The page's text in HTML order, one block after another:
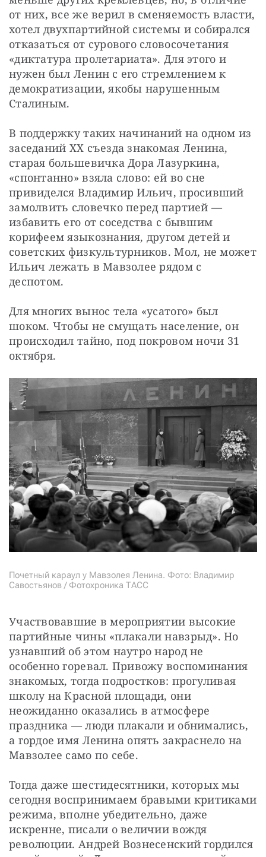
от них, все же верил в сменяемость власти,
хотел двухпартийной системы и собирался
отказаться от сурового словосочетания
«диктатура пролетариата». Для этого и
нужен был Ленин с его стремлением к
демократизации, якобы нарушенным
Сталиным.
В поддержку таких начинаний на одном из
заседаний ХХ съезда знакомая Ленина,
старая большевичка Дора Лазуркина,
«спонтанно» взяла слово: ей во сне
привиделся Владимир Ильич, просивший
замолвить словечко перед партией —
избавить его от соседства с бывшим
корифеем языкознания, другом детей и
советских физкультурников. Мол, не может
Ильич лежать в Мавзолее рядом с
деспотом.
Для многих вынос тела «усатого» был
шоком. Чтобы не смущать население, он
происходил тайно, под покровом ночи 31
октября.
Почетный караул у Мавзолея Ленина. Фото: Владимир
Савостьянов / Фотохроника ТАСС
Участвовавшие в мероприятии высокие
партийные чины «плакали навзрыд». Но
узнавший об этом наутро народ не
особенно горевал. Привожу воспоминания
знакомых, тогда подростков: прогуливая
школу на Красной площади, они
неожиданно оказались в атмосфере
праздника — люди плакали и обнимались,
а гордое имя Ленина опять закраснело на
Мавзолее само по себе.
Тогда даже шестидесятники, которых мы
сегодня воспринимаем бравыми критиками
режима, вполне убедительно, даже
искренне, писали о величии вождя
революции. Андрей Вознесенский гордился